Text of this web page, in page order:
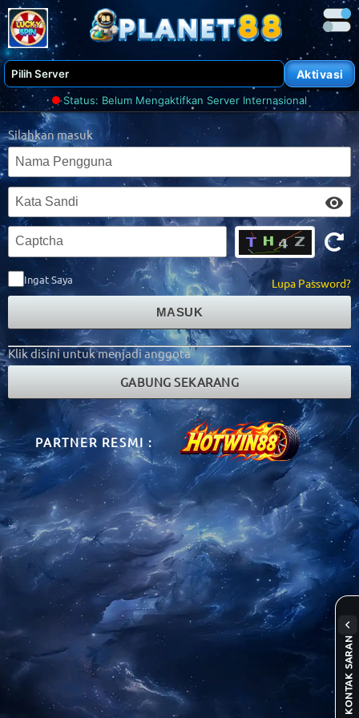
Aktivasi
Status: Belum Mengaktifkan Server Internasional
Silahkan masuk
Ingat Saya Lupa Password?
MASUK
Klik disini untuk menjadi anggota
GABUNG SEKARANG
PARTNER RESMI :
KONTAK SARAN